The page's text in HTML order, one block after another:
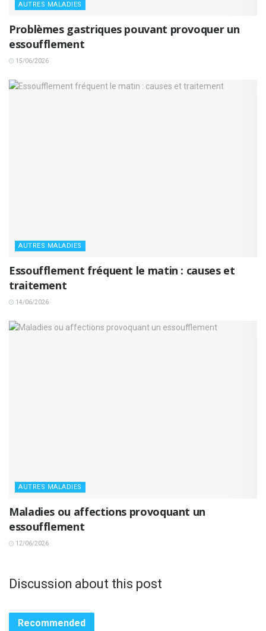
AUTRES MALADIES
Problèmes gastriques pouvant provoquer un
essoufflement
15/06/2026
AUTRES MALADIES
Essoufflement fréquent le matin : causes et
traitement
14/06/2026
AUTRES MALADIES
Maladies ou affections provoquant un
essoufflement
12/06/2026
Discussion about this post
Recommended